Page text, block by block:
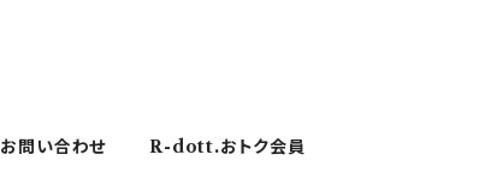
お問い合わせ R-dott.おトク会員